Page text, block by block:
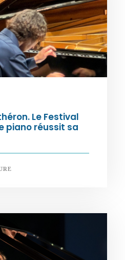
Le Festival
piano réussit sa